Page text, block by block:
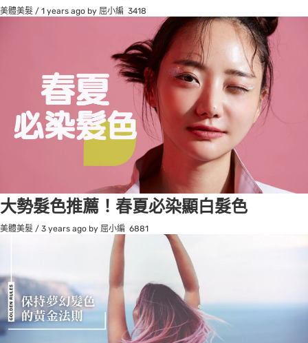
美體美髮 / 1 years ago by 屈小編 3418
大勢髮色推薦！春夏必染顯白髮色
美體美髮 / 3 years ago by 屈小編 6881